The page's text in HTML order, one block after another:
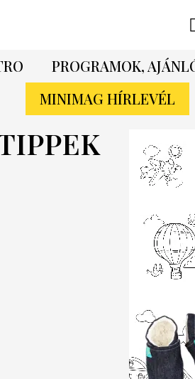
PROGRAMOK,
MINIMAG HÍRLEVÉL